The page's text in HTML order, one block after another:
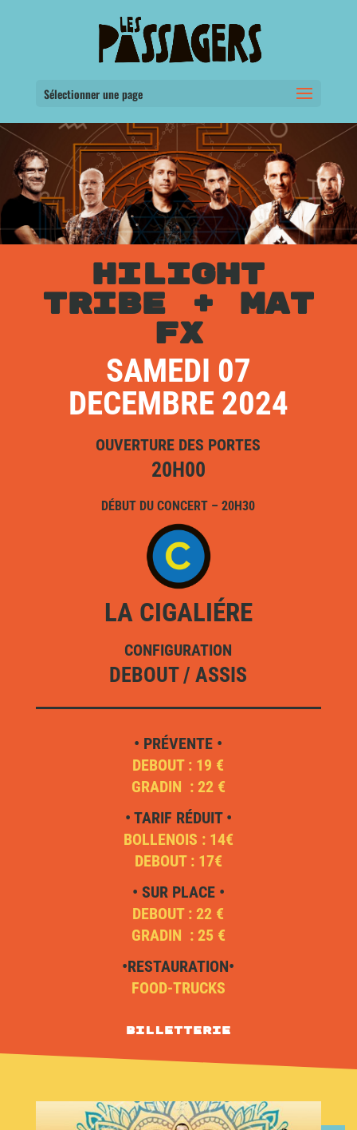
Sélectionner une page
HILIGHT
TRIBE + MAT
FX
SAMEDI 07
DECEMBRE 2024
OUVERTURE DES PORTES
20H00
DÉBUT DU CONCERT – 20H30
LA CIGALIÉRE
CONFIGURATION
DEBOUT / ASSIS
• PRÉVENTE •
DEBOUT : 19 €
GRADIN : 22 €
• TARIF RÉDUIT •
BOLLENOIS : 14€
DEBOUT : 17€
• SUR PLACE •
DEBOUT : 22 €
GRADIN : 25 €
•RESTAURATION•
FOOD-TRUCKS
Billetterie